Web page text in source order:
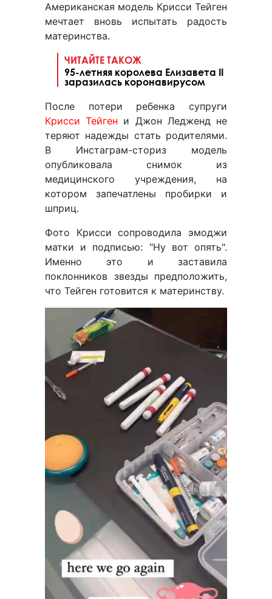
Американская модель Крисси Тейген
мечтает вновь испытать радость
материнства.
ЧИТАЙТЕ ТАКОЖ
95-летняя королева Елизавета II
заразилась коронавирусом
После потери ребенка супруги
Крисси Тейген и Джон Ледженд не
теряют надежды стать родителями.
В Инстаграм-сториз модель
опубликовала снимок из
медицинского учреждения, на
котором запечатлены пробирки и
шприц.
Фото Крисси сопроводила эмоджи
матки и подписью: "Ну вот опять".
Именно это и заставила
поклонников звезды предположить,
что Тейген готовится к материнству.